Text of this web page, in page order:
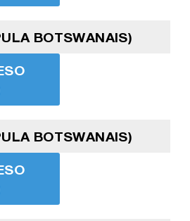
BOTSWANAIS)
BOTSWANAIS)